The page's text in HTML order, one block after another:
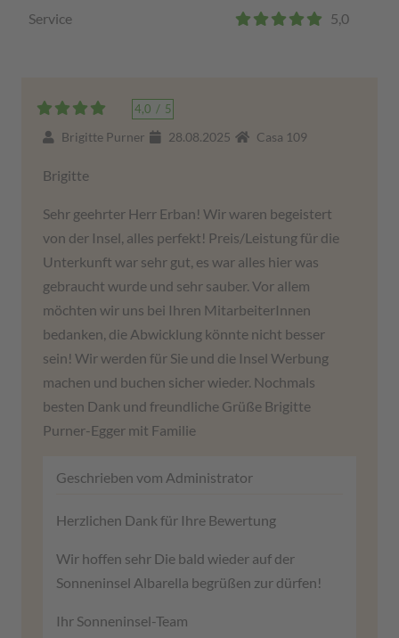
Service 5,0
4,0 / 5
Brigitte Purner 28.08.2025 Casa 109
Brigitte
Sehr geehrter Herr Erban! Wir waren begeistert
von der Insel, alles perfekt! Preis/Leistung für die
Unterkunft war sehr gut, es war alles hier was
gebraucht wurde und sehr sauber. Vor allem
möchten wir uns bei Ihren MitarbeiterInnen
bedanken, die Abwicklung könnte nicht besser
sein! Wir werden für Sie und die Insel Werbung
machen und buchen sicher wieder. Nochmals
besten Dank und freundliche Grüße Brigitte
Purner-Egger mit Familie
Geschrieben vom Administrator
Herzlichen Dank für Ihre Bewertung
Wir hoffen sehr Die bald wieder auf der
Sonneninsel Albarella begrüßen zur dürfen!
Ihr Sonneninsel-Team